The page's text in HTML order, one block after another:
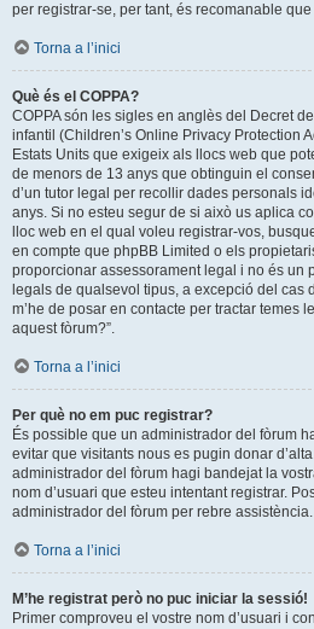
per registrar-se, per tant, és recomanable
Torna a l’inici
Què és el COPPA?
COPPA són les sigles en anglès del Decret
infantil (Children’s Online Privacy Protection
Estats Units que exigeix als llocs web que
de menors de 13 anys que obtinguin el
d’un tutor legal per recollir dades personals
anys. Si no esteu segur de si això us aplica
lloc web en el qual voleu registrar-vos,
en compte que phpBB Limited o els
proporcionar assessorament legal i no és un
legals de qualsevol tipus, a excepció del cas
m’he de posar en contacte per tractar temes
aquest fòrum?”.
Torna a l’inici
Per què no em puc registrar?
És possible que un administrador del fòrum
evitar que visitants nous es pugin donar
administrador del fòrum hagi bandejat la
nom d’usuari que esteu intentant registrar.
administrador del fòrum per rebre assistència.
Torna a l’inici
M’he registrat però no puc iniciar la sessió!
Primer comproveu el vostre nom d’usuari i